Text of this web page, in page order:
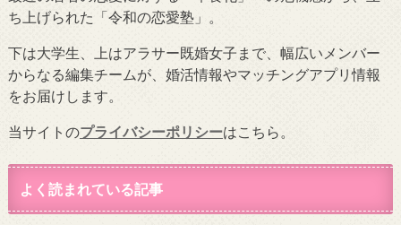
ち上げられた「令和の恋愛塾」。
下は大学生、上はアラサー既婚女子まで、幅広いメンバー
からなる編集チームが、婚活情報やマッチングアプリ情報
をお届けします。
当サイトのプライバシーポリシーはこちら。
よく読まれている記事